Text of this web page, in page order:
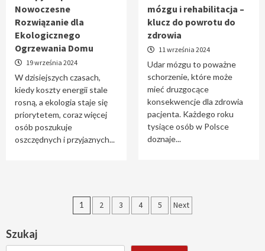
Nowoczesne
Rozwiązanie dla
Ekologicznego
Ogrzewania Domu
19 września 2024
W dzisiejszych czasach,
kiedy koszty energii stale
rosną, a ekologia staje się
priorytetem, coraz więcej
osób poszukuje
oszczędnych i przyjaznych...
mózgu i rehabilitacja –
klucz do powrotu do
zdrowia
11 września 2024
Udar mózgu to poważne
schorzenie, które może
mieć druzgocące
konsekwencje dla zdrowia
pacjenta. Każdego roku
tysiące osób w Polsce
doznaje...
Stronicowanie
1 2 3 4 5 Next
Szukaj